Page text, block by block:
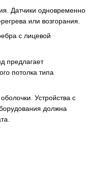
Датчики одновременно
или возгорания.
с лицевой
предлагает
потолка типа
Устройства с
должна